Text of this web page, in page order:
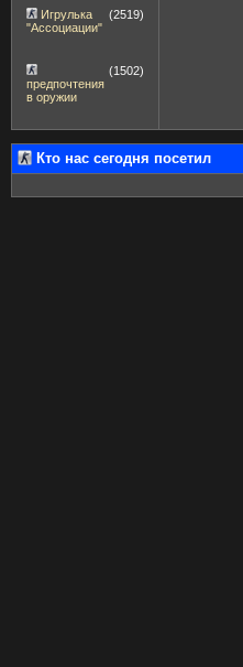
Игрулька
"Ассоциации"
(2519)
предпочтения
в оружии
(1502)
Кто нас сегодня посетил